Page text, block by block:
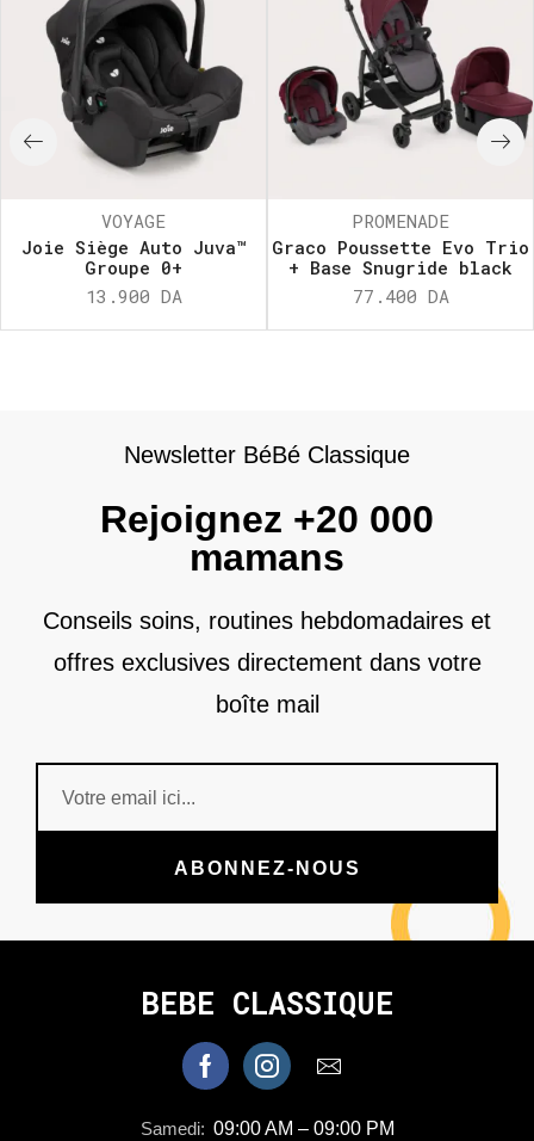
VOYAGE
Joie Siège Auto Juva™
Groupe 0+
13.900 DA
PROMENADE
Graco Poussette Evo Trio
+ Base Snugride black
77.400 DA
Newsletter BéBé Classique
Rejoignez +20 000
mamans
Conseils soins, routines hebdomadaires et
offres exclusives directement dans votre
boîte mail
ABONNEZ-NOUS
BEBE CLASSIQUE
Samedi: 09:00 AM – 09:00 PM